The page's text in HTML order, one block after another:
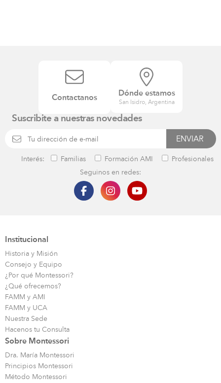
Contactanos
Dónde estamos
San Isidro, Argentina
Suscribite a nuestras novedades
Interés: Familias Formación AMI
Profesionales
Seguinos en redes:
Institucional
Historia y Misión
Consejo y Equipo
¿Por qué Montessori?
¿Qué ofrecemos?
FAMM y AMI
FAMM y UCA
Nuestra Sede
Hacenos tu Consulta
Sobre Montessori
Dra. María Montessori
Principios Montessori
Método Montessori